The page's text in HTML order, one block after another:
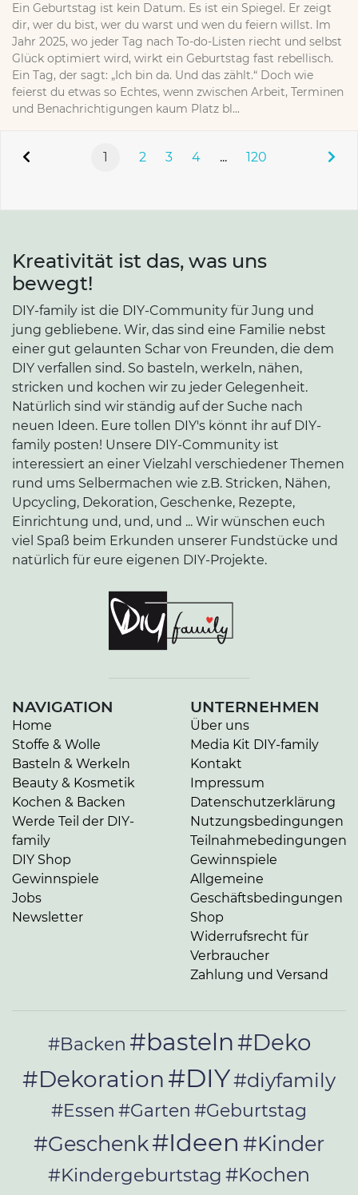
Ein Geburtstag ist kein Datum. Es ist ein Spiegel. Er zeigt
dir, wer du bist, wer du warst und wen du feiern willst. Im
Jahr 2025, wo jeder Tag nach To-do-Listen riecht und selbst
Glück optimiert wird, wirkt ein Geburtstag fast rebellisch.
Ein Tag, der sagt: „Ich bin da. Und das zählt.“ Doch wie
feierst du etwas so Echtes, wenn zwischen Arbeit, Terminen
und Benachrichtigungen kaum Platz bl...
1 2 3 4 ... 120
Kreativität ist das, was uns
bewegt!
DIY-family ist die DIY-Community für Jung und
jung gebliebene. Wir, das sind eine Familie nebst
einer gut gelaunten Schar von Freunden, die dem
DIY verfallen sind. So basteln, werkeln, nähen,
stricken und kochen wir zu jeder Gelegenheit.
Natürlich sind wir ständig auf der Suche nach
neuen Ideen. Eure tollen DIY's könnt ihr auf DIY-
family posten! Unsere DIY-Community ist
interessiert an einer Vielzahl verschiedener Themen
rund ums Selbermachen wie z.B. Stricken, Nähen,
Upcycling, Dekoration, Geschenke, Rezepte,
Einrichtung und, und, und ... Wir wünschen euch
viel Spaß beim Erkunden unserer Fundstücke und
natürlich für eure eigenen DIY-Projekte.
NAVIGATION
Home
Stoffe & Wolle
Basteln & Werkeln
Beauty & Kosmetik
Kochen & Backen
Werde Teil der DIY-
family
DIY Shop
Gewinnspiele
Jobs
Newsletter
UNTERNEHMEN
Über uns
Media Kit DIY-family
Kontakt
Impressum
Datenschutzerklärung
Nutzungsbedingungen
Teilnahmebedingungen
Gewinnspiele
Allgemeine
Geschäftsbedingungen
Shop
Widerrufsrecht für
Verbraucher
Zahlung und Versand
#Backen #basteln#Deko
#Dekoration #DIY#diyfamily
#Essen #Garten #Geburtstag
#Geschenk#Ideen #Kinder
#Kindergeburtstag #Kochen